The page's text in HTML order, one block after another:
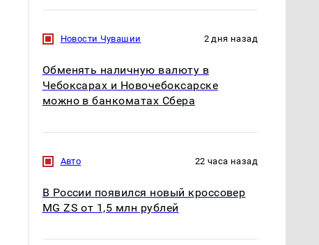
Новости Чувашии 2 дня назад
Обменять наличную валюту в
Чебоксарах и Новочебоксарске
можно в банкоматах Сбера
Авто 22 часа назад
В России появился новый кроссовер
MG ZS от 1,5 млн рублей